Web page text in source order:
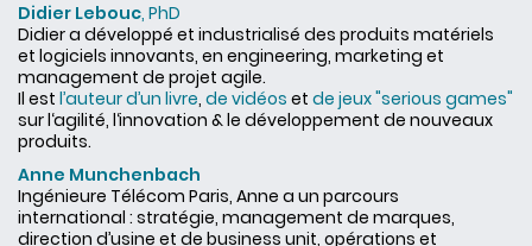
Didier Lebouc, PhD
Didier a développé et industrialisé des produits matériels
et logiciels innovants, en engineering, marketing et
management de projet agile.
Il est l’auteur d’un livre, de vidéos et de jeux "serious games"
sur l‘agilité, l‘innovation & le développement de nouveaux
produits.
Anne Munchenbach
Ingénieure Télécom Paris, Anne a un parcours
international : stratégie, management de marques,
direction d’usine et de business unit, opérations et